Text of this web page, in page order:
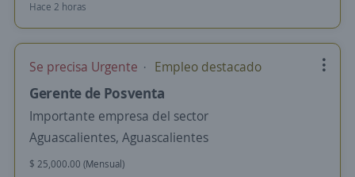
Hace 2 horas
Se precisa Urgente Empleo destacado
Gerente de Posventa
Importante empresa del sector
Aguascalientes, Aguascalientes
$ 25,000.00 (Mensual)